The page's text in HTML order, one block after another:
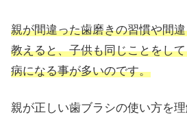
親が間違った歯磨きの習慣や間
教えると、子供も同じことをし
病になる事が多いのです。
親が正しい歯ブラシの使い方を